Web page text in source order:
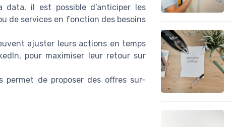
il est possible d’anticiper les
de services en fonction des besoins
ajuster leurs actions en temps
pour maximiser leur retour sur
permet de proposer des offres sur-